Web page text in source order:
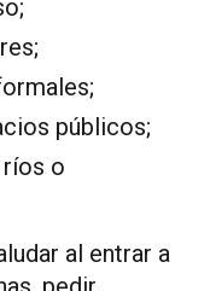
públicos;
ríos o
al entrar a